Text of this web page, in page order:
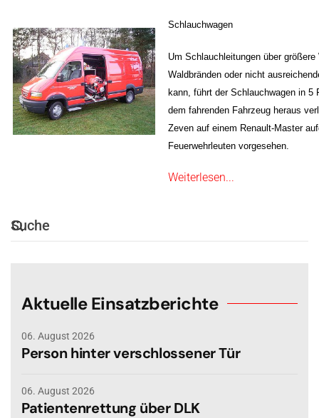
Schlauchwagen
Um Schlauchleitungen über
Waldbränden oder nicht
kann, führt der Schlauchwagen in
dem fahrenden Fahrzeug heraus
Zeven auf einem Renault-Master
Feuerwehrleuten vorgesehen.
Weiterlesen...
Aktuelle Einsatzberichte
06. August 2026
Person hinter verschlossener Tür
06. August 2026
Patientenrettung über DLK